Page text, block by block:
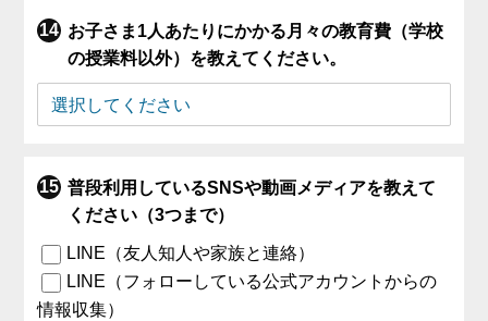
お子さま1人あたりにかかる月々の教育費（学校
の授業料以外）を教えてください。
普段利用しているSNSや動画メディアを教えて
ください（3つまで）
LINE（友人知人や家族と連絡）
LINE（フォローしている公式アカウントからの
情報収集）